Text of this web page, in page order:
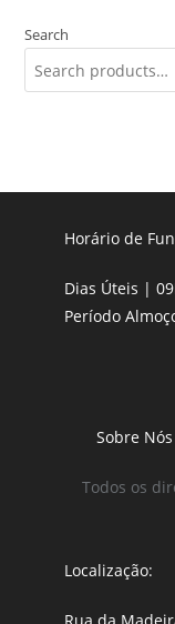
Search
Horário de
Dias Úteis |
Período
Sobre Nós
Todos os
Localização: